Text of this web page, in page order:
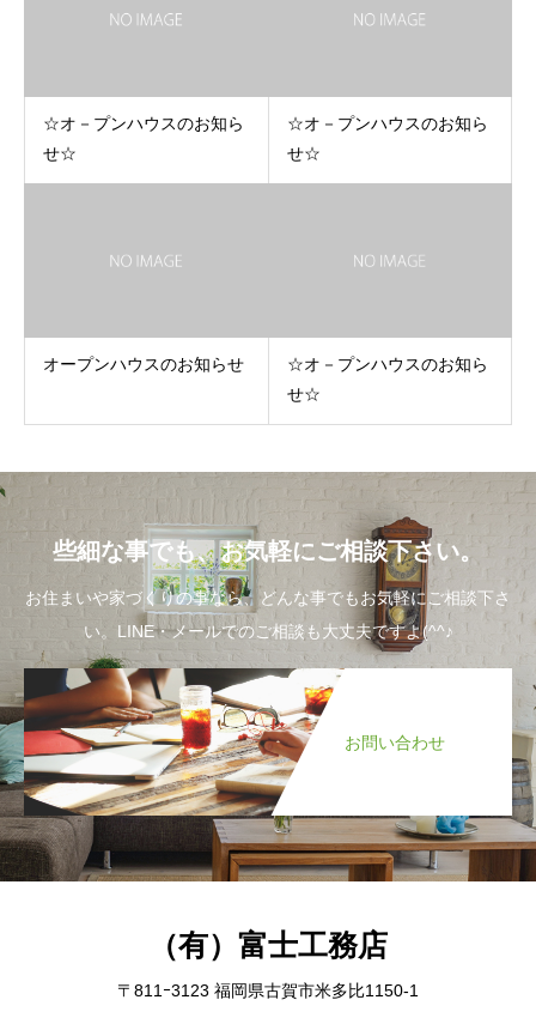
☆オ－プンハウスのお知ら
せ☆
☆オ－プンハウスのお知ら
せ☆
オープンハウスのお知らせ
☆オ－プンハウスのお知ら
せ☆
些細な事でも、お気軽にご相談下さい。
お住まいや家づくりの事なら、どんな事でもお気軽にご相談下さ
い。LINE・メールでのご相談も大丈夫ですよ(^^♪
お問い合わせ
（有）富士工務店
〒811ｰ3123 福岡県古賀市米多比1150-1